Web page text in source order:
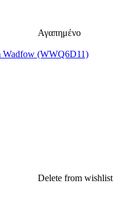
Αγαπημένο
Wadfow (WWQ6D11)
Delete from wishlist